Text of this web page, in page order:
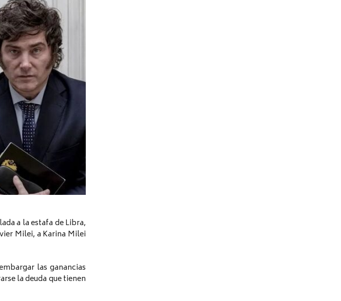
a la estafa de Libra,
Milei, a Karina Milei
las ganancias
la deuda que tienen